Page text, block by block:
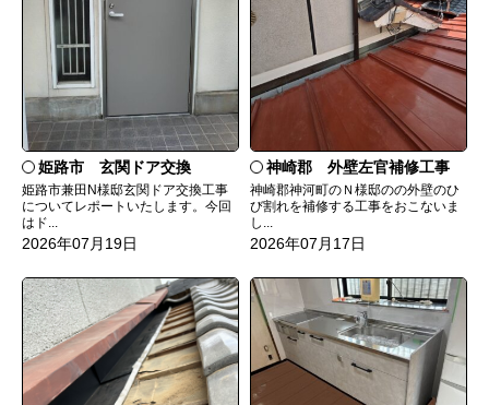
姫路市 玄関ドア交換
姫路市兼田N様邸玄関ドア交換工事
についてレポートいたします。今回
はド...
2026年07月19日
神崎郡 外壁左官補修工事
神崎郡神河町のＮ様邸のの外壁のひ
び割れを補修する工事をおこないま
し...
2026年07月17日